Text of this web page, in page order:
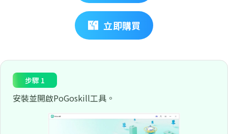
立即購買
步驟 1
安裝並開啟PoGoskill工具。